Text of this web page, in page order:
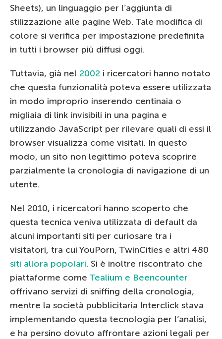
Sheets), un linguaggio per l’aggiunta di
stilizzazione alle pagine Web. Tale modifica di
colore si verifica per impostazione predefinita
in tutti i browser più diffusi oggi.
Tuttavia, già nel 2002 i ricercatori hanno notato
che questa funzionalità poteva essere utilizzata
in modo improprio inserendo centinaia o
migliaia di link invisibili in una pagina e
utilizzando JavaScript per rilevare quali di essi il
browser visualizza come visitati. In questo
modo, un sito non legittimo poteva scoprire
parzialmente la cronologia di navigazione di un
utente.
Nel 2010, i ricercatori hanno scoperto che
questa tecnica veniva utilizzata di default da
alcuni importanti siti per curiosare tra i
visitatori, tra cui YouPorn, TwinCities e altri 480
siti allora popolari. Si è inoltre riscontrato che
piattaforme come Tealium e Beencounter
offrivano servizi di sniffing della cronologia,
mentre la società pubblicitaria Interclick stava
implementando questa tecnologia per l’analisi,
e ha persino dovuto affrontare azioni legali per